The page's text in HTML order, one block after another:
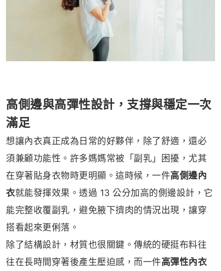
高側邊與高彈性設計，支撐與穩定一次
滿足
想讓內衣真正成為日常的好夥伴，除了舒適，還必
須兼顧功能性。許多媽媽常被「副乳」困擾，尤其
在穿著貼身衣物時更明顯。這時候，一件高側邊內
衣就能發揮效果。透過 13 公分加高的側邊設計，它
能完整收覆副乳，避免腋下擠肉的情況出現，讓穿
搭看起來更俐落。
除了結構設計，材質也很關鍵。傳統的硬挺布料往
往在長時間穿著後產生壓迫感，而一件高彈性內衣